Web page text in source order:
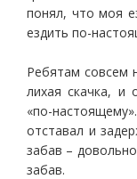
понял, что моя
ездить по-
Ребятам совсем
лихая скачка, и
«по-
отставал и
забав –
забав.